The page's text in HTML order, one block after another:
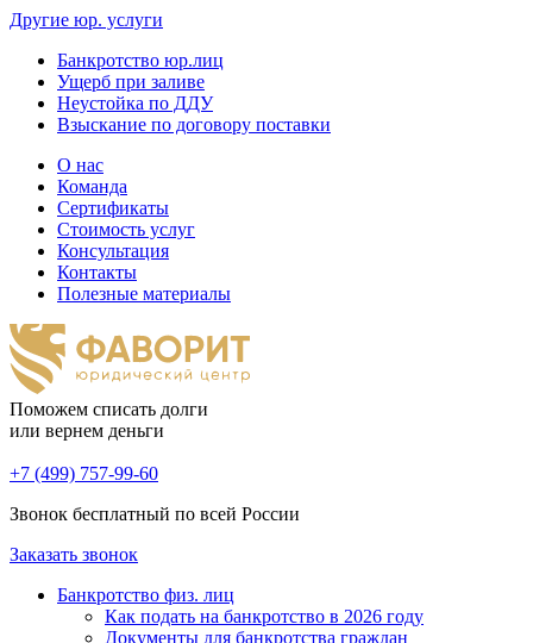
Другие юр. услуги
Банкротство юр.лиц
Ущерб при заливе
Неустойка по ДДУ
Взыскание по договору поставки
О нас
Команда
Сертификаты
Стоимость услуг
Консультация
Контакты
Полезные материалы
Поможем списать долги
или вернем деньги
+7 (499) 757-99-60
Звонок бесплатный по всей России
Заказать звонок
Банкротство физ. лиц
Как подать на банкротство в 2026 году
Документы для банкротства граждан